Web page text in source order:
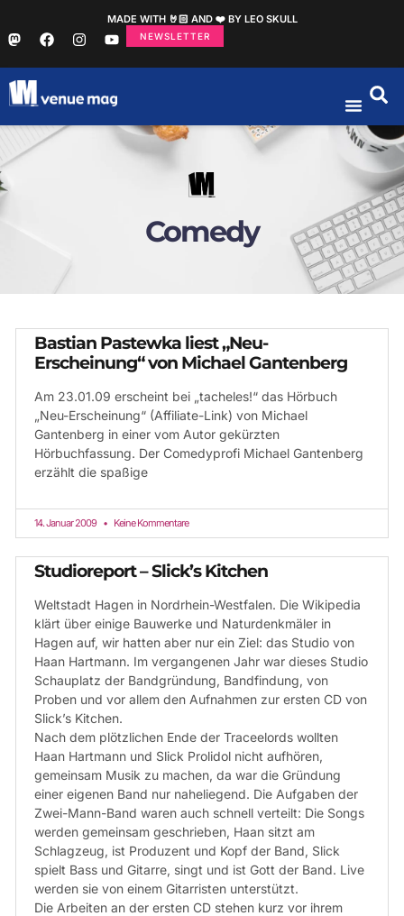
MADE WITH 🤘🏻 AND ❤️ BY LEO SKULL
NEWSLETTER
Comedy
Bastian Pastewka liest „Neu-
Erscheinung“ von Michael Gantenberg
Am 23.01.09 erscheint bei „tacheles!“ das Hörbuch
„Neu-Erscheinung“ (Affiliate-Link) von Michael
Gantenberg in einer vom Autor gekürzten
Hörbuchfassung. Der Comedyprofi Michael Gantenberg
erzählt die spaßige
14. Januar 2009 Keine Kommentare
Studioreport – Slick’s Kitchen
Weltstadt Hagen in Nordrhein-Westfalen. Die Wikipedia
klärt über einige Bauwerke und Naturdenkmäler in
Hagen auf, wir hatten aber nur ein Ziel: das Studio von
Haan Hartmann. Im vergangenen Jahr war dieses Studio
Schauplatz der Bandgründung, Bandfindung, von
Proben und vor allem den Aufnahmen zur ersten CD von
Slick’s Kitchen.
Nach dem plötzlichen Ende der Traceelords wollten
Haan Hartmann und Slick Prolidol nicht aufhören,
gemeinsam Musik zu machen, da war die Gründung
einer eigenen Band nur naheliegend. Die Aufgaben der
Zwei-Mann-Band waren auch schnell verteilt: Die Songs
werden gemeinsam geschrieben, Haan sitzt am
Schlagzeug, ist Produzent und Kopf der Band, Slick
spielt Bass und Gitarre, singt und ist Gott der Band. Live
werden sie von einem Gitarristen unterstützt.
Die Arbeiten an der ersten CD stehen kurz vor ihrem